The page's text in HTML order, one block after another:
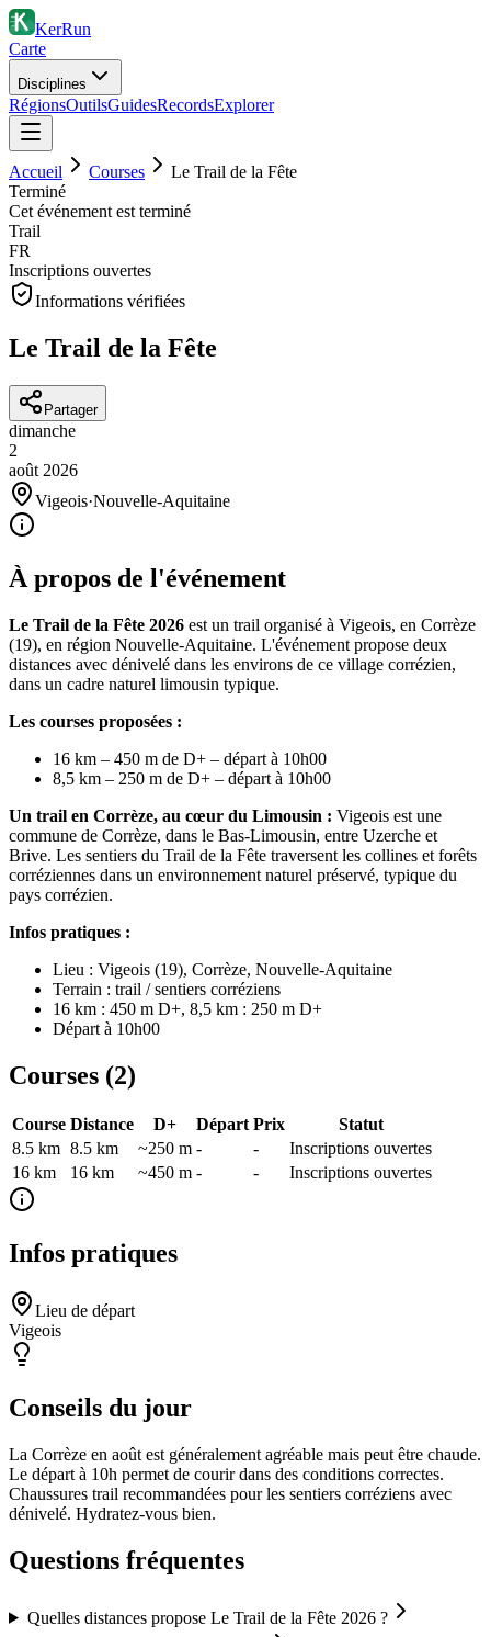
KerRun
Carte
Disciplines
RégionsOutilsGuidesRecordsExplorer
Accueil Courses
Le Trail de la Fête
Terminé
Cet événement est terminé
Trail
FR
Inscriptions ouvertes
Informations vérifiées
Le Trail de la Fête
Partager
dimanche
2
août 2026
Vigeois·Nouvelle-Aquitaine
À propos de l'événement
Le Trail de la Fête 2026 est un trail organisé à Vigeois, en Corrèze
(19), en région Nouvelle-Aquitaine. L'événement propose deux
distances avec dénivelé dans les environs de ce village corrézien,
dans un cadre naturel limousin typique.
Les courses proposées :
16 km – 450 m de D+ – départ à 10h00
8,5 km – 250 m de D+ – départ à 10h00
Un trail en Corrèze, au cœur du Limousin : Vigeois est une
commune de Corrèze, dans le Bas-Limousin, entre Uzerche et
Brive. Les sentiers du Trail de la Fête traversent les collines et forêts
corréziennes dans un environnement naturel préservé, typique du
pays corrézien.
Infos pratiques :
Lieu : Vigeois (19), Corrèze, Nouvelle-Aquitaine
Terrain : trail / sentiers corréziens
16 km : 450 m D+, 8,5 km : 250 m D+
Départ à 10h00
Courses (2)
Course Distance D+ Départ Prix
Statut
8.5 km 8.5 km ~250 m - -
Inscriptions ouvertes
16 km
16 km ~450 m - - Inscriptions ouvertes
Infos pratiques
Lieu de départ
Vigeois
Conseils du jour
La Corrèze en août est généralement agréable mais peut être chaude.
Le départ à 10h permet de courir dans des conditions correctes.
Chaussures trail recommandées pour les sentiers corréziens avec
dénivelé. Hydratez-vous bien.
Questions fréquentes
Quelles distances propose Le Trail de la Fête 2026 ?